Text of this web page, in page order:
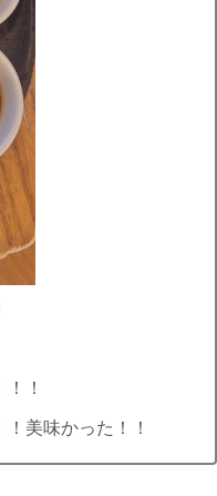
！
美味かった！！